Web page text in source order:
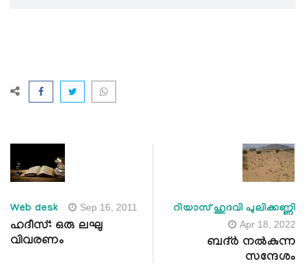
Web desk Sep 16, 2011
ഹദീസ്: ഒരു ലഘു
വിവരണം
റിയാസ് ഹുദവി പുലിക്കണ്ണി
Apr 18, 2022
ബദ്ർ നൽകുന്ന
സന്ദേശം